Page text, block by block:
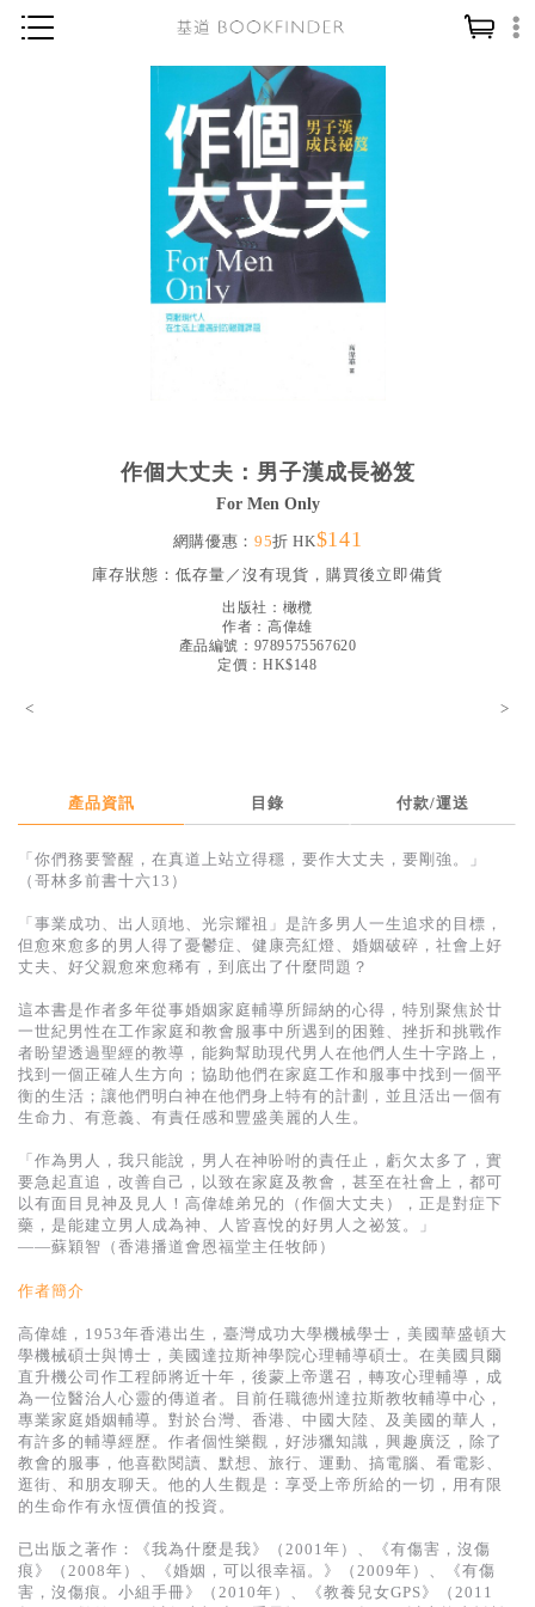
讀經／研經
教會歷史
靈修／禱告
社會／倫理
得獎作品推介
暢銷榜
英文二手書
電子書
基道 Top 50
作個大丈夫：男子漢成長祕笈
For Men Only
網購優惠： 95折 HK$141
庫存狀態： 低存量／沒有現貨，購買後立即備貨
出版社： 橄欖
作者： 高偉雄
產品編號：9789575567620
定價：HK$148
< >
產品資訊 目錄 付款/運送
「你們務要警醒，在真道上站立得穩，要作大丈夫，要剛強。」
（哥林多前書十六13）
「事業成功、出人頭地、光宗耀祖」是許多男人一生追求的目標，
但愈來愈多的男人得了憂鬱症、健康亮紅燈、婚姻破碎，社會上好
丈夫、好父親愈來愈稀有，到底出了什麼問題？
這本書是作者多年從事婚姻家庭輔導所歸納的心得，特別聚焦於廿
一世紀男性在工作家庭和教會服事中所遇到的困難、挫折和挑戰作
者盼望透過聖經的教導，能夠幫助現代男人在他們人生十字路上，
找到一個正確人生方向；協助他們在家庭工作和服事中找到一個平
衡的生活；讓他們明白神在他們身上特有的計劃，並且活出一個有
生命力、有意義、有責任感和豐盛美麗的人生。
「作為男人，我只能說，男人在神吩咐的責任止，虧欠太多了，實
要急起直追，改善自己，以致在家庭及教會，甚至在社會上，都可
以有面目見神及見人！高偉雄弟兄的（作個大丈夫），正是對症下
藥，是能建立男人成為神、人皆喜悅的好男人之祕笈。」
——蘇穎智（香港播道會恩福堂主任牧師）
作者簡介
高偉雄，1953年香港出生，臺灣成功大學機械學士，美國華盛頓大
學機械碩士與博士，美國達拉斯神學院心理輔導碩士。在美國貝爾
直升機公司作工程師將近十年，後蒙上帝選召，轉攻心理輔導，成
為一位醫治人心靈的傳道者。目前任職德州達拉斯教牧輔導中心，
專業家庭婚姻輔導。對於台灣、香港、中國大陸、及美國的華人，
有許多的輔導經歷。作者個性樂觀，好涉獵知識，興趣廣泛，除了
教會的服事，他喜歡閱讀、默想、旅行、運動、搞電腦、看電影、
逛街、和朋友聊天。他的人生觀是：享受上帝所給的一切，用有限
的生命作有永恆價值的投資。
已出版之著作：《我為什麼是我》（2001年）、《有傷害，沒傷
痕》（2008年）、《婚姻，可以很幸福。》（2009年）、《有傷
害，沒傷痕。小組手冊》（2010年）、《教養兒女GPS》（2011